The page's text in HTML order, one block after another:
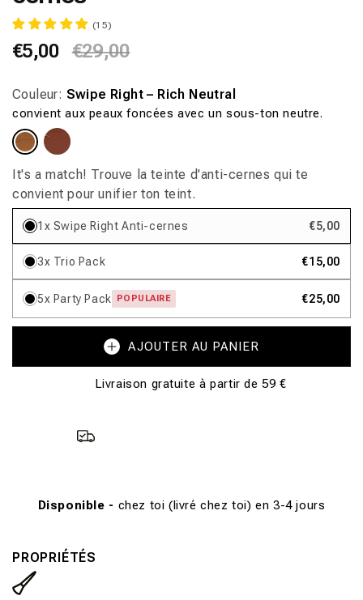
(15)
Prix
€5,00 Prix
€29,00
Couleur: Swipe Right – Rich Neutral
convient aux peaux foncées avec un sous-ton neutre.
Variante
épuisée
ou
indisponible
Variante
épuisée
ou
indisponible
It's a match! Trouve la teinte d'anti-cernes qui te
convient pour unifier ton teint.
1x Swipe Right Anti-cernes €5,00
3x Trio Pack €15,00
5x Party Pack POPULAIRE €25,00
AJOUTER AU PANIER
Livraison gratuite à partir de 59 €
Disponible - chez toi (livré chez toi) en 3-4 jours
PROPRIÉTÉS